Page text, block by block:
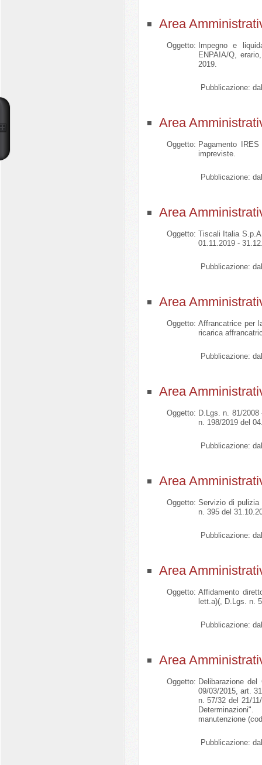
Area
Oggetto:
Impegno e
ENPAIA/Q,
2019.
Pubblicazione:
Area
Oggetto: Pagamento
impreviste.
Pubblicazione:
Area
Oggetto: Tiscali Italia
01.11.2019 -
Pubblicazione:
Area
Oggetto: Affrancatrice per
ricarica
Pubblicazione:
Area
Oggetto: D.Lgs. n. 81/
n. 198/2019 del
Pubblicazione:
Area
Oggetto: Servizio di pulizia
n. 395 del
Pubblicazione:
Area
Oggetto: Affidamento
lett.a)(, D.Lgs. n.
Pubblicazione:
Area
Oggetto: Delibarazione
09/03/2015, art.
n. 57/32 del 21/
manutenzione
Pubblicazione: